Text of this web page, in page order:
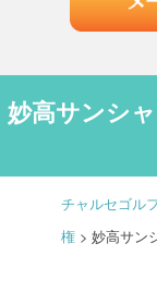
妙高サンシ
チャルセゴル
権 > 妙高サン